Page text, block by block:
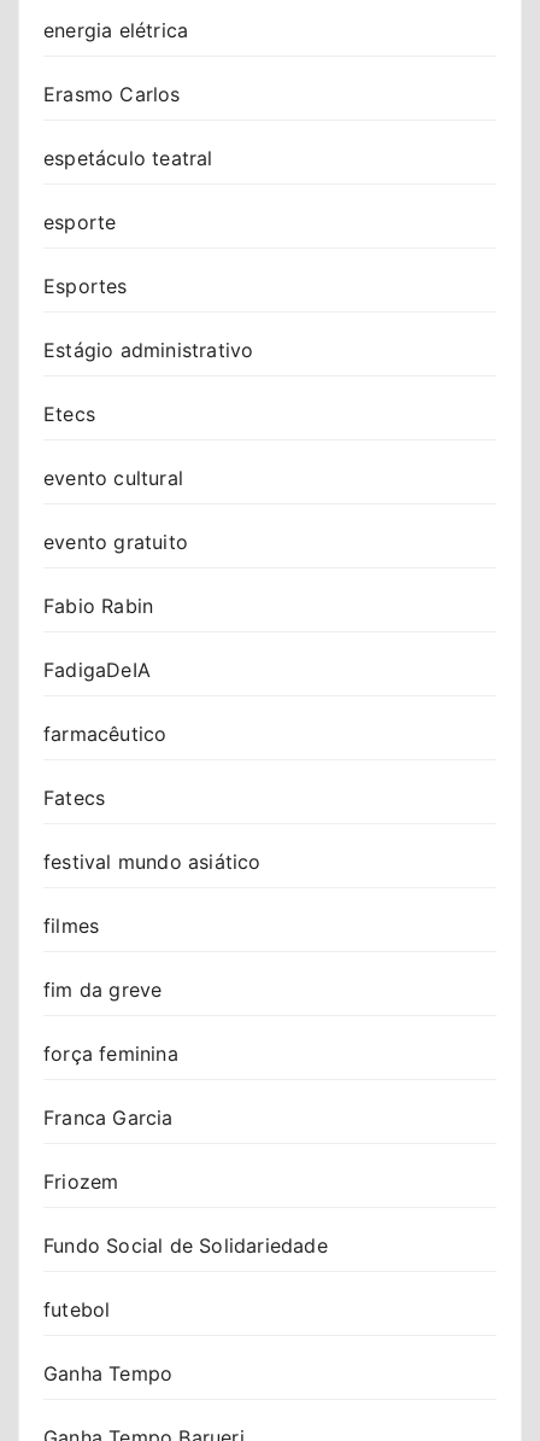
energia elétrica
Erasmo Carlos
espetáculo teatral
esporte
Esportes
Estágio administrativo
Etecs
evento cultural
evento gratuito
Fabio Rabin
FadigaDeIA
farmacêutico
Fatecs
festival mundo asiático
filmes
fim da greve
força feminina
Franca Garcia
Friozem
Fundo Social de Solidariedade
futebol
Ganha Tempo